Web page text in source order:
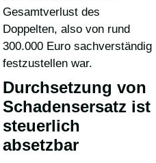
Gesamtverlust des
Doppelten, also von rund
300.000 Euro sachverständig
festzustellen war.
Durchsetzung von
Schadensersatz ist
steuerlich
absetzbar